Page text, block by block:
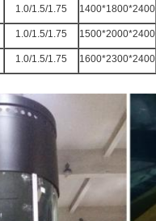
1.0/1.5/1.75 1400*1800*2400
1.0/1.5/1.75 1500*2000*2400
1.0/1.5/1.75 1600*2300*2400